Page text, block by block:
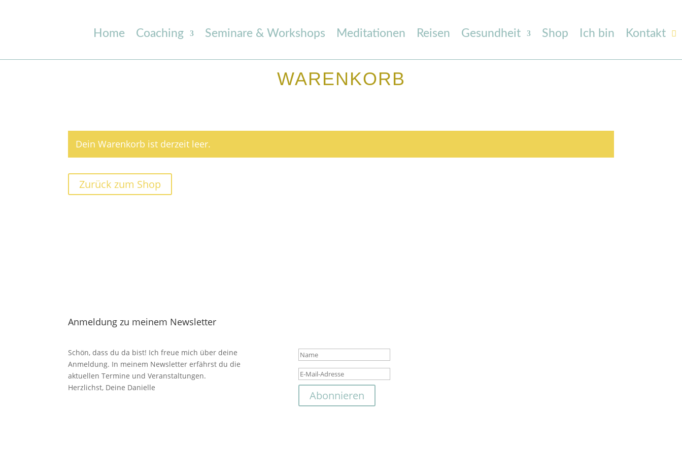
Home Coaching Seminare & Workshops Meditationen Reisen Gesundheit Shop Ich bin Kontakt
WARENKORB
Dein Warenkorb ist derzeit leer.
Zurück zum Shop
Anmeldung zu meinem Newsletter
Schön, dass du da bist! Ich freue mich über deine
Anmeldung. In meinem Newsletter erfährst du die
aktuellen Termine und Veranstaltungen.
Herzlichst, Deine Danielle
Abonnieren